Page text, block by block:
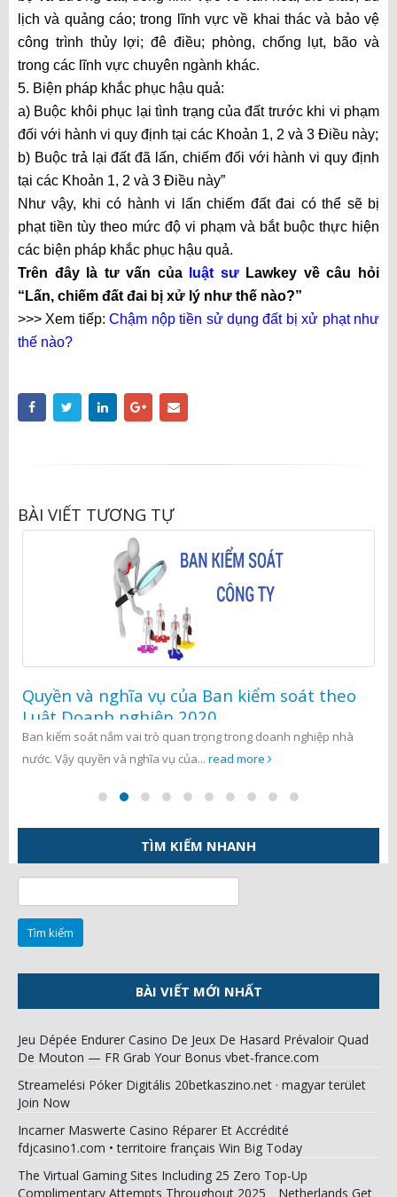
lịch và quảng cáo; trong lĩnh vực về khai thác và bảo vệ
công trình thủy lợi; đê điều; phòng, chống lụt, bão và
trong các lĩnh vực chuyên ngành khác.
5. Biện pháp khắc phục hậu quả:
a) Buộc khôi phục lại tình trạng của đất trước khi vi phạm
đối với hành vi quy định tại các Khoản 1, 2 và 3 Điều này;
b) Buộc trả lại đất đã lấn, chiếm đối với hành vi quy định
tại các Khoản 1, 2 và 3 Điều này”
Như vậy, khi có hành vi lấn chiếm đất đai có thể sẽ bị
phạt tiền tùy theo mức độ vi phạm và bắt buộc thực hiện
các biện pháp khắc phục hậu quả.
Trên đây là tư vấn của
luật sưLawkey về câu hỏi
“Lấn, chiếm đất đai bị xử lý như thế nào?”
>>> Xem tiếp:Chậm nộp tiền sử dụng đất bị xử phạt như
thế nào?
BÀI VIẾT TƯƠNG TỰ
Quyền và nghĩa vụ của Ban kiểm soát theo
Luật Doanh nghiệp 2020
Ban kiểm soát nắm vai trò quan trọng trong doanh nghiệp nhà
nước. Vậy quyền và nghĩa vụ của... read more
TÌM KIẾM NHANH
kiếm
cho:
BÀI VIẾT MỚI NHẤT
Jeu Dépée Endurer Casino De Jeux De Hasard Prévaloir Quad
De Mouton — FR Grab Your Bonus vbet-france.com
Streamelési Póker Digitális 20betkaszino.net · magyar terület
Join Now
Incarner Maswerte Casino Réparer Et Accrédité
fdjcasino1.com • territoire français Win Big Today
The Virtual Gaming Sites Including 25 Zero Top-Up
Complimentary Attempts Throughout 2025 _ Netherlands Get